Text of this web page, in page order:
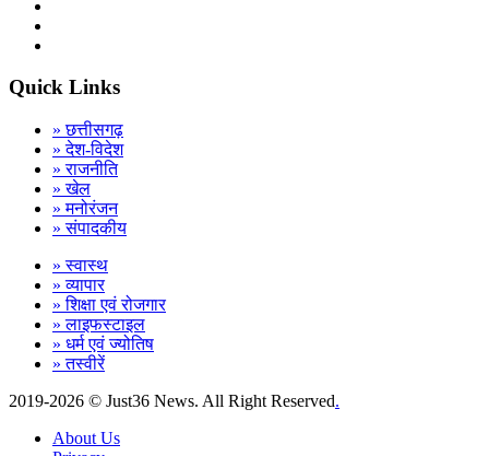
Quick Links
» छत्तीसगढ़
» देश-विदेश
» राजनीति
» खेल
» मनोरंजन
» संपादकीय
» स्वास्थ
» व्यापार
» शिक्षा एवं रोजगार
» लाइफस्टाइल
» धर्म एवं ज्योतिष
» तस्वीरें
2019-2026 © Just36 News. All Right Reserved.
About Us